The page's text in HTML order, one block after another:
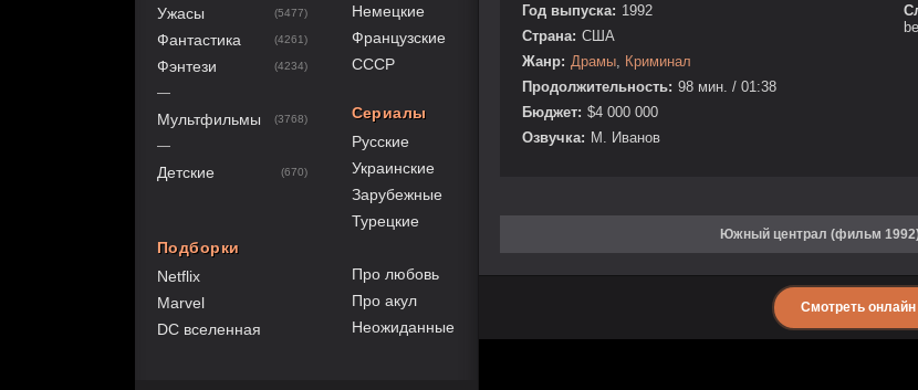
Год выпуска: 1992
Страна: США
Жанр: Драмы
Криминал
Продолжительность: 98 мин. / 01:38
Бюджет: $4 000 000
Озвучка: М. Иванов
Южный централ (фильм
Смотреть онлайн
Ужасы (5477)
Фантастика (4261)
Фэнтези (4234)
—
Мультфильмы (3768)
—
Детские (670)
Подборки
Netflix
Marvel
DC вселенная
Немецкие
Французские
СССР
Сериалы
Русские
Украинские
Зарубежные
Турецкие
Про любовь
Про акул
Неожиданные